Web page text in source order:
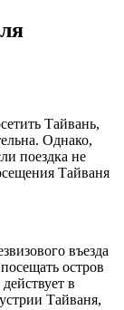
Тайвань,
Однако,
поездка не
Тайваня
въезда
остров
в
Тайваня,